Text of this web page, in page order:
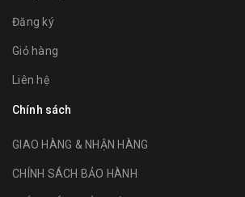
Đăng ký
Giỏ hàng
Liên hệ
Chính sách
GIAO HÀNG & NHẬN HÀNG
CHÍNH SÁCH BẢO HÀNH